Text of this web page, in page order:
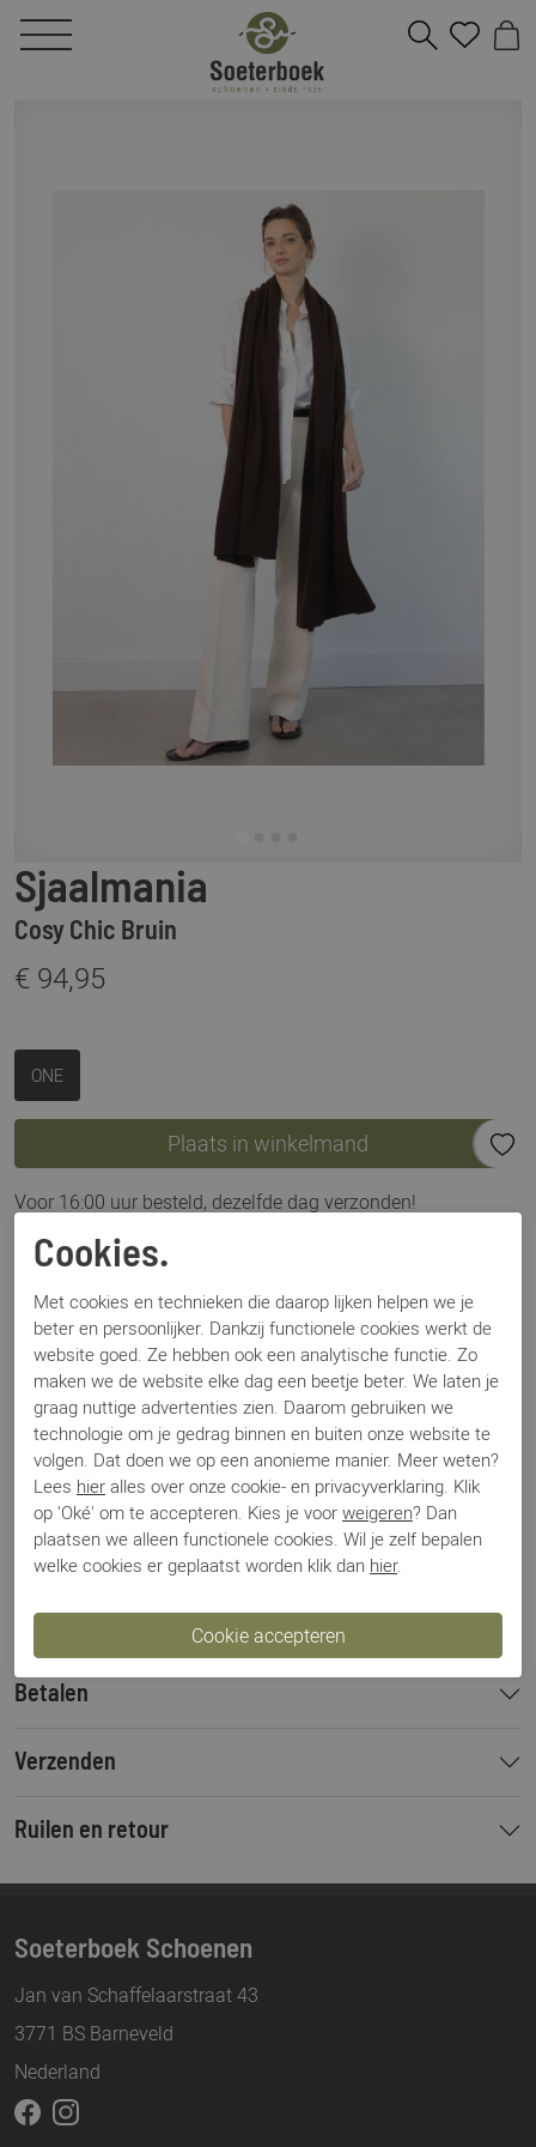
Sjaalmania
Cosy Chic Bruin
€ 94,95
ONE
Plaats in winkelmand
Voor 16:00 uur besteld, dezelfde dag verzonden!
Omschrijving
Cosy Chic Dark Brown
Specificaties
Merk
Sjaalmania
Artikelnummer
Cosy Chic
Los voetbed
Nee
Categorie
Sjaals
Kleur
Bruin
Materiaal
Textiel
Bestelcode
000003404
Betalen
Verzenden
Ruilen en retour
Soeterboek Schoenen
Jan van Schaffelaarstraat 43
3771 BS Barneveld
Nederland
Cookies.
Met cookies en technieken die daarop lijken helpen we je
beter en persoonlijker. Dankzij functionele cookies werkt de
website goed. Ze hebben ook een analytische functie. Zo
maken we de website elke dag een beetje beter. We laten je
graag nuttige advertenties zien. Daarom gebruiken we
technologie om je gedrag binnen en buiten onze website te
volgen. Dat doen we op een anonieme manier. Meer weten?
Lees hier alles over onze cookie- en privacyverklaring. Klik
op 'Oké' om te accepteren. Kies je voor weigeren? Dan
plaatsen we alleen functionele cookies. Wil je zelf bepalen
welke cookies er geplaatst worden klik dan hier.